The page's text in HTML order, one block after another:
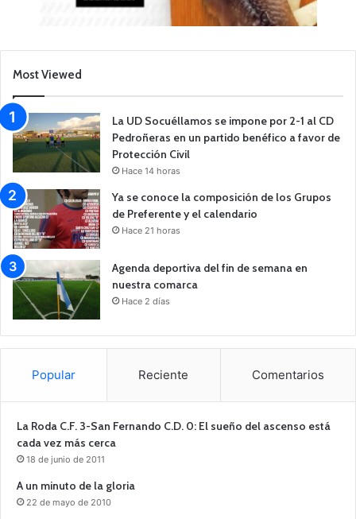
Most Viewed
La UD Socuéllamos se impone por 2-1 al CD
Pedroñeras en un partido benéfico a favor de
Protección Civil
Hace 14 horas
Ya se conoce la composición de los Grupos
de Preferente y el calendario
Hace 21 horas
Agenda deportiva del fin de semana en
nuestra comarca
Hace 2 días
Popular Reciente Comentarios
La Roda C.F. 3-San Fernando C.D. 0: El sueño del ascenso está
cada vez más cerca
18 de junio de 2011
A un minuto de la gloria
22 de mayo de 2010